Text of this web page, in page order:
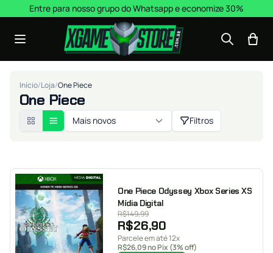
Pular para o conteúdo
Entre para nosso grupo do Whatsapp e economize 30%
Início/Loja/One Piece
One Piece
Mais novos Filtros
One Piece Odyssey Xbox Series XS
Mídia Digital
R$149,99
R$26,90
Parcele em até 12x
R$26,09no Pix (3% off)